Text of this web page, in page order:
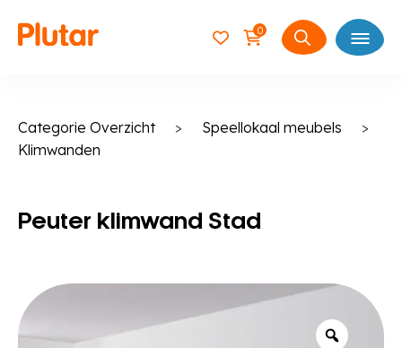
0
Zoeken
Open
Categorie Overzicht > Speellokaal meubels
>
Klimwanden
Peuter klimwand Stad